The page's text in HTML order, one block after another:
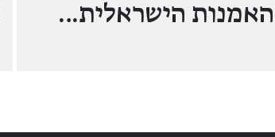
האמנות הישראלית…